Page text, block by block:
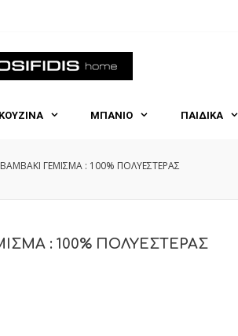
ΚΟΥΖΙΝΑ ΜΠΑΝΙΟ ΠΑΙΔΙΚΑ
ΓΕΜΙΣΜΑ : 100% ΠΟΛΥΕΣΤΕΡΑΣ
: 100% ΠΟΛΥΕΣΤΕΡΑΣ